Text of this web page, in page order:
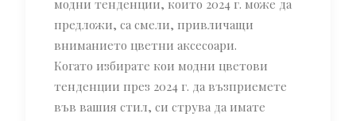
модни тенденции, които 2024 г. може да
предложи, са смели, привличащи
вниманието цветни аксесоари.
Когато избирате кои модни цветови
тенденции през 2024 г. да възприемете
във вашия стил, си струва да имате